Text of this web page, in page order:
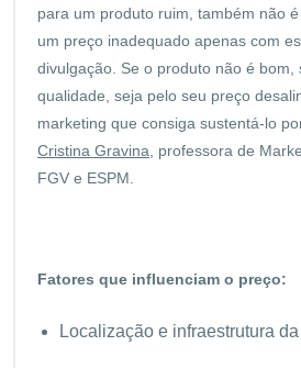
para um produto ruim, também não
um preço inadequado apenas com
divulgação. Se o produto não é bom,
qualidade, seja pelo seu preço
marketing que consiga sustentá-lo
Cristina Gravina , professora de
FGV e ESPM.
Fatores que influenciam o preço:
Localização e infraestrutura